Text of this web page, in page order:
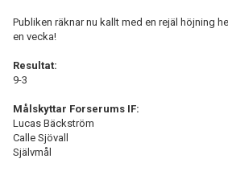
Publiken räknar nu kallt med en rejäl höjning
en vecka!
Resultat:
9-3
Målskyttar Forserums IF:
Lucas Bäckström
Calle Sjövall
Självmål